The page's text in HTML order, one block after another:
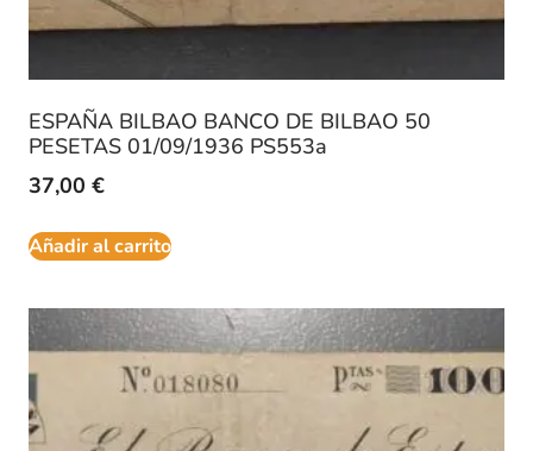
ESPAÑA BILBAO BANCO DE BILBAO 50
PESETAS 01/09/1936 PS553a
37,00 €
Añadir al carrito